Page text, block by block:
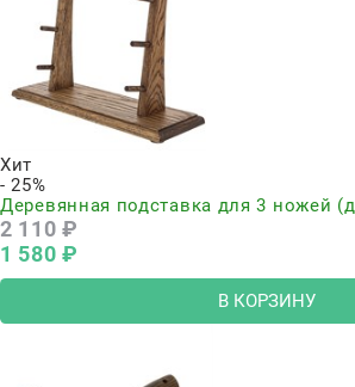
Хит
- 25%
Деревянная подставка для 3 ножей
2 110 ₽
1 580 ₽
В КОРЗИНУ